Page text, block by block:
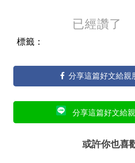
已經讚了
標籤：
分享這篇好文給親
分享這篇好文給
或許你也喜